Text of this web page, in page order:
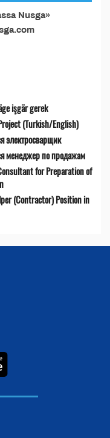
Nusga»
işgär gerek
(Turkish/English)
электросварщик
менеджер по продажам
for Preparation of
(Contractor) Position in